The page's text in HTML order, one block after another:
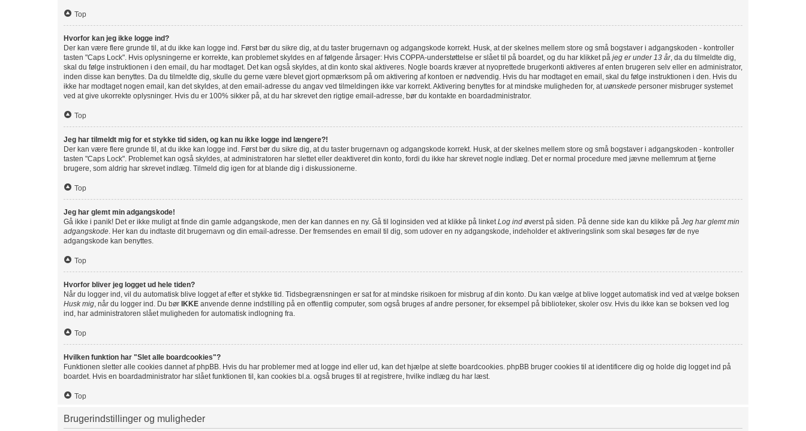
Top
Hvorfor kan jeg ikke logge ind?
Der kan være flere grunde til, at du ikke kan logge ind. Først bør du sikre dig, at du taster brugernavn og adgangskode korrekt. Husk, at der skelnes mellem store og små bogstaver i adgangskoden - kontroller
tasten "Caps Lock". Hvis oplysningerne er korrekte, kan problemet skyldes en af følgende årsager: Hvis COPPA-understøttelse er slået til på boardet, og du har klikket på jeg er under 13 år, da du tilmeldte dig,
skal du følge instruktionen i den email, du har modtaget. Det kan også skyldes, at din konto skal aktiveres. Nogle boards kræver at nyoprettede brugerkonti aktiveres af enten brugeren selv eller en administrator,
inden disse kan benyttes. Da du tilmeldte dig, skulle du gerne være blevet gjort opmærksom på om aktivering af kontoen er nødvendig. Hvis du har modtaget en email, skal du følge instruktionen i den. Hvis du
ikke har modtaget nogen email, kan det skyldes, at den email-adresse du angav ved tilmeldingen ikke var korrekt. Aktivering benyttes for at mindske muligheden for, atuønskede personer misbruger systemet
ved at give ukorrekte oplysninger. Hvis du er 100% sikker på, at du har skrevet den rigtige email-adresse, bør du kontakte en boardadministrator.
Top
Jeg har tilmeldt mig for et stykke tid siden, og kan nu ikke logge ind længere?!
Der kan være flere grunde til, at du ikke kan logge ind. Først bør du sikre dig, at du taster brugernavn og adgangskode korrekt. Husk, at der skelnes mellem store og små bogstaver i adgangskoden - kontroller
tasten "Caps Lock". Problemet kan også skyldes, at administratoren har slettet eller deaktiveret din konto, fordi du ikke har skrevet nogle indlæg. Det er normal procedure med jævne mellemrum at fjerne
brugere, som aldrig har skrevet indlæg. Tilmeld dig igen for at blande dig i diskussionerne.
Top
Jeg har glemt min adgangskode!
Gå ikke i panik! Det er ikke muligt at finde din gamle adgangskode, men der kan dannes en ny. Gå til loginsiden ved at klikke på linketLog ind øverst på siden. På denne side kan du klikke på Jeg har glemt min
adgangskode. Her kan du indtaste dit brugernavn og din email-adresse. Der fremsendes en email til dig, som udover en ny adgangskode, indeholder et aktiveringslink som skal besøges før de nye
adgangskode kan benyttes.
Top
Hvorfor bliver jeg logget ud hele tiden?
Når du logger ind, vil du automatisk blive logget af efter et stykke tid. Tidsbegrænsningen er sat for at mindske risikoen for misbrug af din konto. Du kan vælge at blive logget automatisk ind ved at vælge boksen
Husk mig, når du logger ind. Du bør IKKE anvende denne indstilling på en offentlig computer, som også bruges af andre personer, for eksempel på biblioteker, skoler osv. Hvis du ikke kan se boksen ved log
ind, har administratoren slået muligheden for automatisk indlogning fra.
Top
Hvilken funktion har "Slet alle boardcookies"?
Funktionen sletter alle cookies dannet af phpBB. Hvis du har problemer med at logge ind eller ud, kan det hjælpe at slette boardcookies. phpBB bruger cookies til at identificere dig og holde dig logget ind på
boardet. Hvis en boardadministrator har slået funktionen til, kan cookies bl.a. også bruges til at registrere, hvilke indlæg du har læst.
Top
Brugerindstillinger og muligheder